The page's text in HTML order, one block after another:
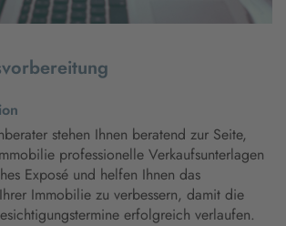
stehen Ihnen beratend zur Seite,
professionelle Verkaufsunterlagen
Exposé und helfen Ihnen das
Immobilie zu verbessern, damit die
erfolgreich verlaufen.